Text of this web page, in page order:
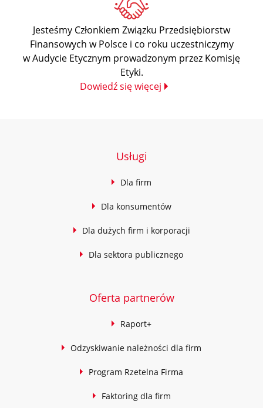
Jesteśmy Członkiem Związku Przedsiębiorstw
Finansowych w Polsce i co roku uczestniczymy
w Audycie Etycznym prowadzonym przez Komisję
Etyki.
Dowiedź się więcej
Usługi
Dla firm
Dla konsumentów
Dla dużych firm i korporacji
Dla sektora publicznego
Oferta partnerów
Raport+
Odzyskiwanie należności dla firm
Program Rzetelna Firma
Faktoring dla firm